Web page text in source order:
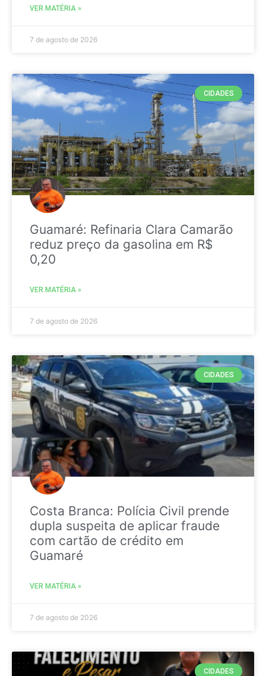
VER MATÉRIA »
7 de agosto de 2026
CIDADES
Guamaré: Refinaria Clara Camarão
reduz preço da gasolina em R$
0,20
VER MATÉRIA »
7 de agosto de 2026
CIDADES
Costa Branca: Polícia Civil prende
dupla suspeita de aplicar fraude
com cartão de crédito em
Guamaré
VER MATÉRIA »
7 de agosto de 2026
CIDADES